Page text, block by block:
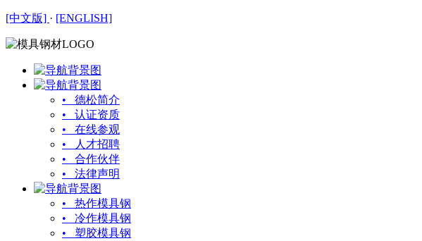
[中文版] · [ENGLISH]
• 德松简介
• 认证资质
• 在线参观
• 人才招聘
• 合作伙伴
• 法律声明
• 热作模具钢
• 冷作模具钢
• 塑胶模具钢